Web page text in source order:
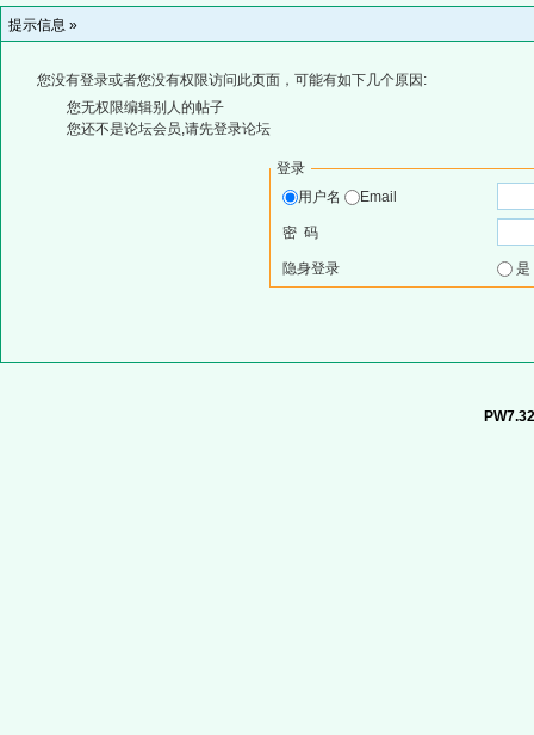
提示信息 »
您没有登录或者您没有权限访问此页面，可能有如下几个原因:
您无权限编辑别人的帖子
您还不是论坛会员,请先登录论坛
登录
用户名
Email
密 码
隐身登录